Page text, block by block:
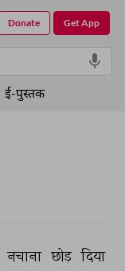
नचाना छोड़ दिया
Get App
Donate
ई-पुस्तक